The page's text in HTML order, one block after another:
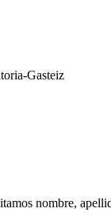
Gasteiz
nombre,